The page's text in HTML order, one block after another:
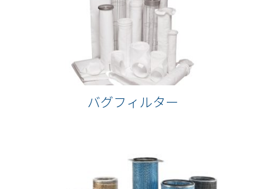
バグフィルター